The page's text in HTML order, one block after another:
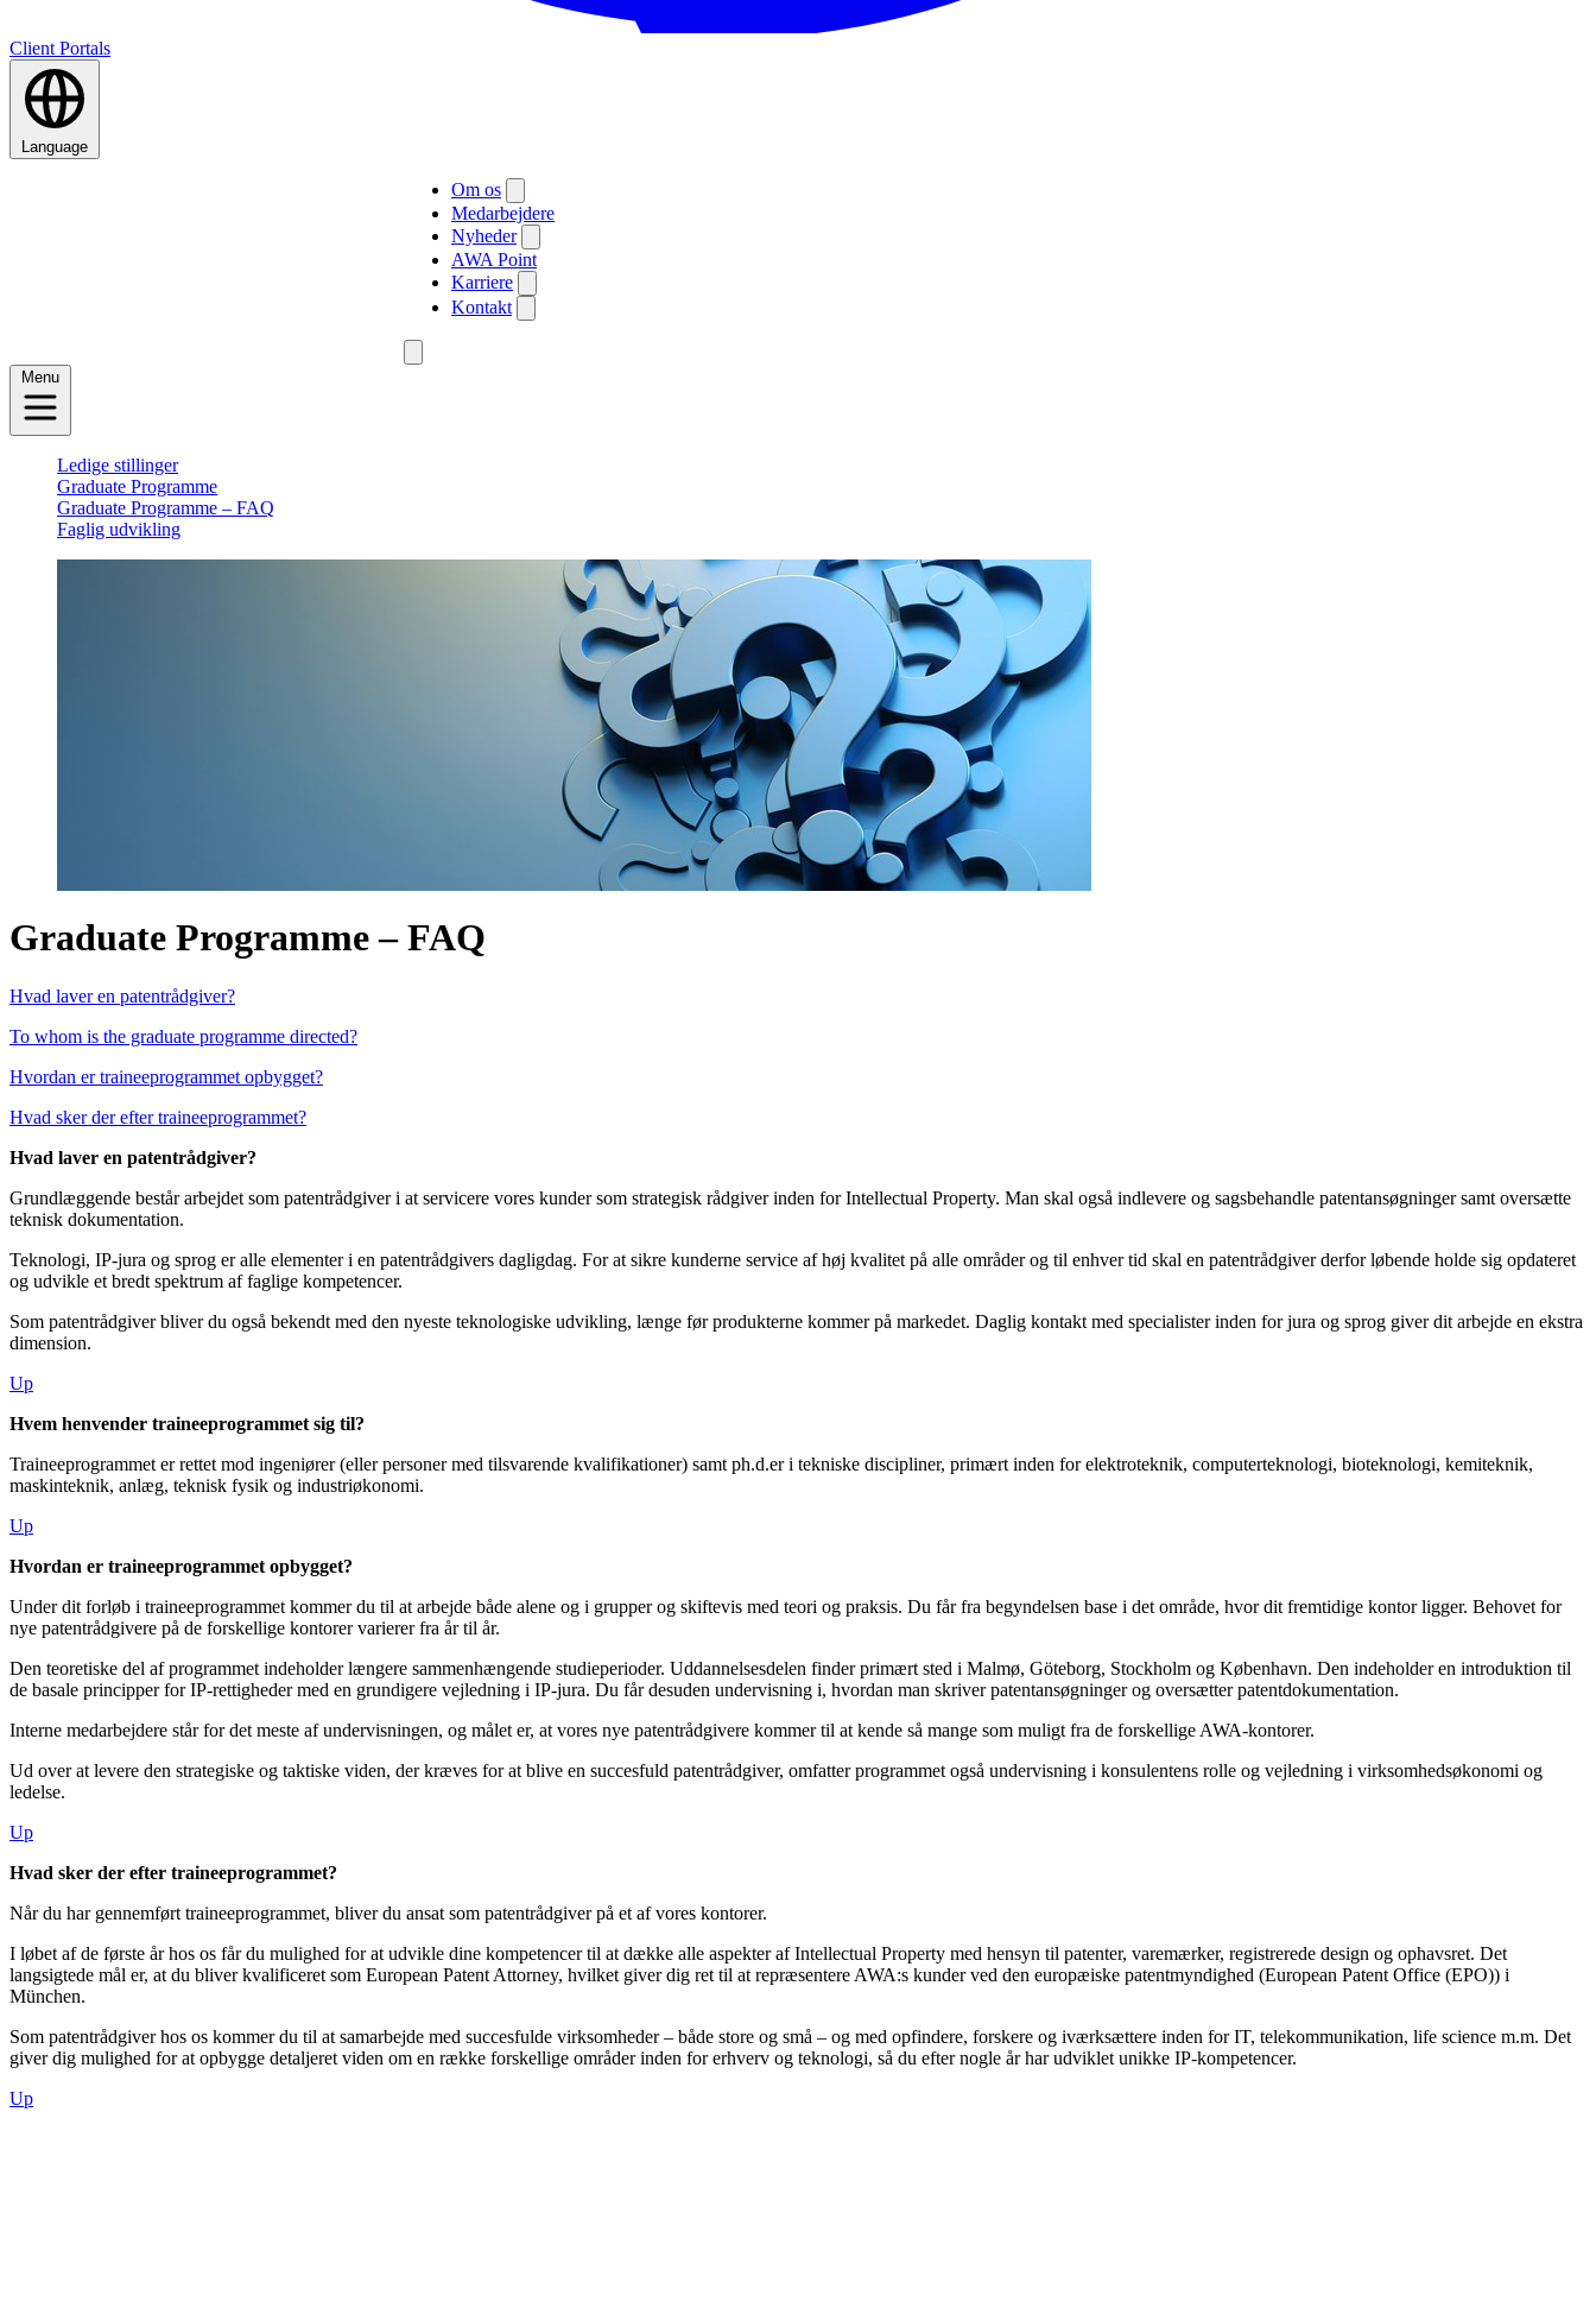
Client Portals
Language
Om os
Medarbejdere
Nyheder
AWA Point
Karriere
Kontakt
Menu
Ledige stillinger
Graduate Programme
Graduate Programme – FAQ
Faglig udvikling
Graduate Programme – FAQ
Hvad laver en patentrådgiver?
To whom is the graduate programme directed?
Hvordan er traineeprogrammet opbygget?
Hvad sker der efter traineeprogrammet?
Hvad laver en patentrådgiver?
Grundlæggende består arbejdet som patentrådgiver i at servicere vores kunder som strategisk rådgiver inden for Intellectual Property. Man skal også indlevere og sagsbehandle patentansøgninger samt oversætte
teknisk dokumentation.
Teknologi, IP-jura og sprog er alle elementer i en patentrådgivers dagligdag. For at sikre kunderne service af høj kvalitet på alle områder og til enhver tid skal en patentrådgiver derfor løbende holde sig opdateret
og udvikle et bredt spektrum af faglige kompetencer.
Som patentrådgiver bliver du også bekendt med den nyeste teknologiske udvikling, længe før produkterne kommer på markedet. Daglig kontakt med specialister inden for jura og sprog giver dit arbejde en ekstra
dimension.
Up
Hvem henvender traineeprogrammet sig til?
Traineeprogrammet er rettet mod ingeniører (eller personer med tilsvarende kvalifikationer) samt ph.d.er i tekniske discipliner, primært inden for elektroteknik, computerteknologi, bioteknologi, kemiteknik,
maskinteknik, anlæg, teknisk fysik og industriøkonomi.
Up
Hvordan er traineeprogrammet opbygget?
Under dit forløb i traineeprogrammet kommer du til at arbejde både alene og i grupper og skiftevis med teori og praksis. Du får fra begyndelsen base i det område, hvor dit fremtidige kontor ligger. Behovet for
nye patentrådgivere på de forskellige kontorer varierer fra år til år.
Den teoretiske del af programmet indeholder længere sammenhængende studieperioder. Uddannelsesdelen finder primært sted i Malmø, Göteborg, Stockholm og København. Den indeholder en introduktion til
de basale principper for IP-rettigheder med en grundigere vejledning i IP-jura. Du får desuden undervisning i, hvordan man skriver patentansøgninger og oversætter patentdokumentation.
Interne medarbejdere står for det meste af undervisningen, og målet er, at vores nye patentrådgivere kommer til at kende så mange som muligt fra de forskellige AWA-kontorer.
Ud over at levere den strategiske og taktiske viden, der kræves for at blive en succesfuld patentrådgiver, omfatter programmet også undervisning i konsulentens rolle og vejledning i virksomhedsøkonomi og
ledelse.
Up
Hvad sker der efter traineeprogrammet?
Når du har gennemført traineeprogrammet, bliver du ansat som patentrådgiver på et af vores kontorer.
I løbet af de første år hos os får du mulighed for at udvikle dine kompetencer til at dække alle aspekter af Intellectual Property med hensyn til patenter, varemærker, registrerede design og ophavsret. Det
langsigtede mål er, at du bliver kvalificeret som European Patent Attorney, hvilket giver dig ret til at repræsentere AWA:s kunder ved den europæiske patentmyndighed (European Patent Office (EPO)) i
München.
Som patentrådgiver hos os kommer du til at samarbejde med succesfulde virksomheder – både store og små – og med opfindere, forskere og iværksættere inden for IT, telekommunikation, life science m.m. Det
giver dig mulighed for at opbygge detaljeret viden om en række forskellige områder inden for erhverv og teknologi, så du efter nogle år har udviklet unikke IP-kompetencer.
Up